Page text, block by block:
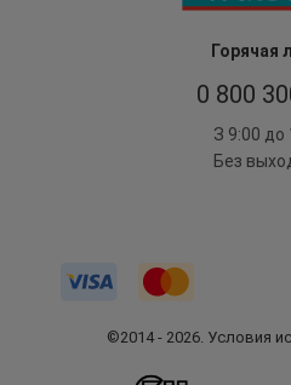
Горячая
0 800
З 9:00 до
Без
©2014 - 2026. Условия